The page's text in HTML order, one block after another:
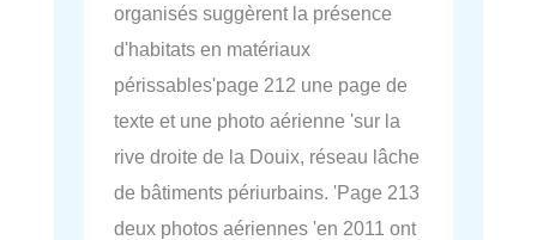
organisés suggèrent la présence
d'habitats en matériaux
périssables'page 212 une page de
texte et une photo aérienne 'sur la
rive droite de la Douix, réseau lâche
de bâtiments périurbains. 'Page 213
deux photos aériennes 'en 2011 ont